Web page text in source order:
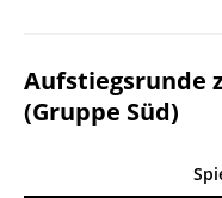
Aufstiegsrunde
(Gruppe Süd)